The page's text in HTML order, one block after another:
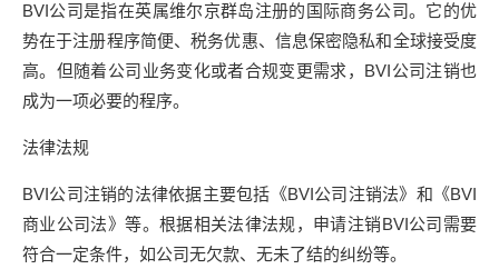
BVI公司是指在英属维尔京群岛注册的国际商务公司。它的优
势在于注册程序简便、税务优惠、信息保密隐私和全球接受度
高。但随着公司业务变化或者合规变更需求，BVI公司注销也
成为一项必要的程序。
法律法规
BVI公司注销的法律依据主要包括《BVI公司注销法》和《BVI
商业公司法》等。根据相关法律法规，申请注销BVI公司需要
符合一定条件，如公司无欠款、无未了结的纠纷等。